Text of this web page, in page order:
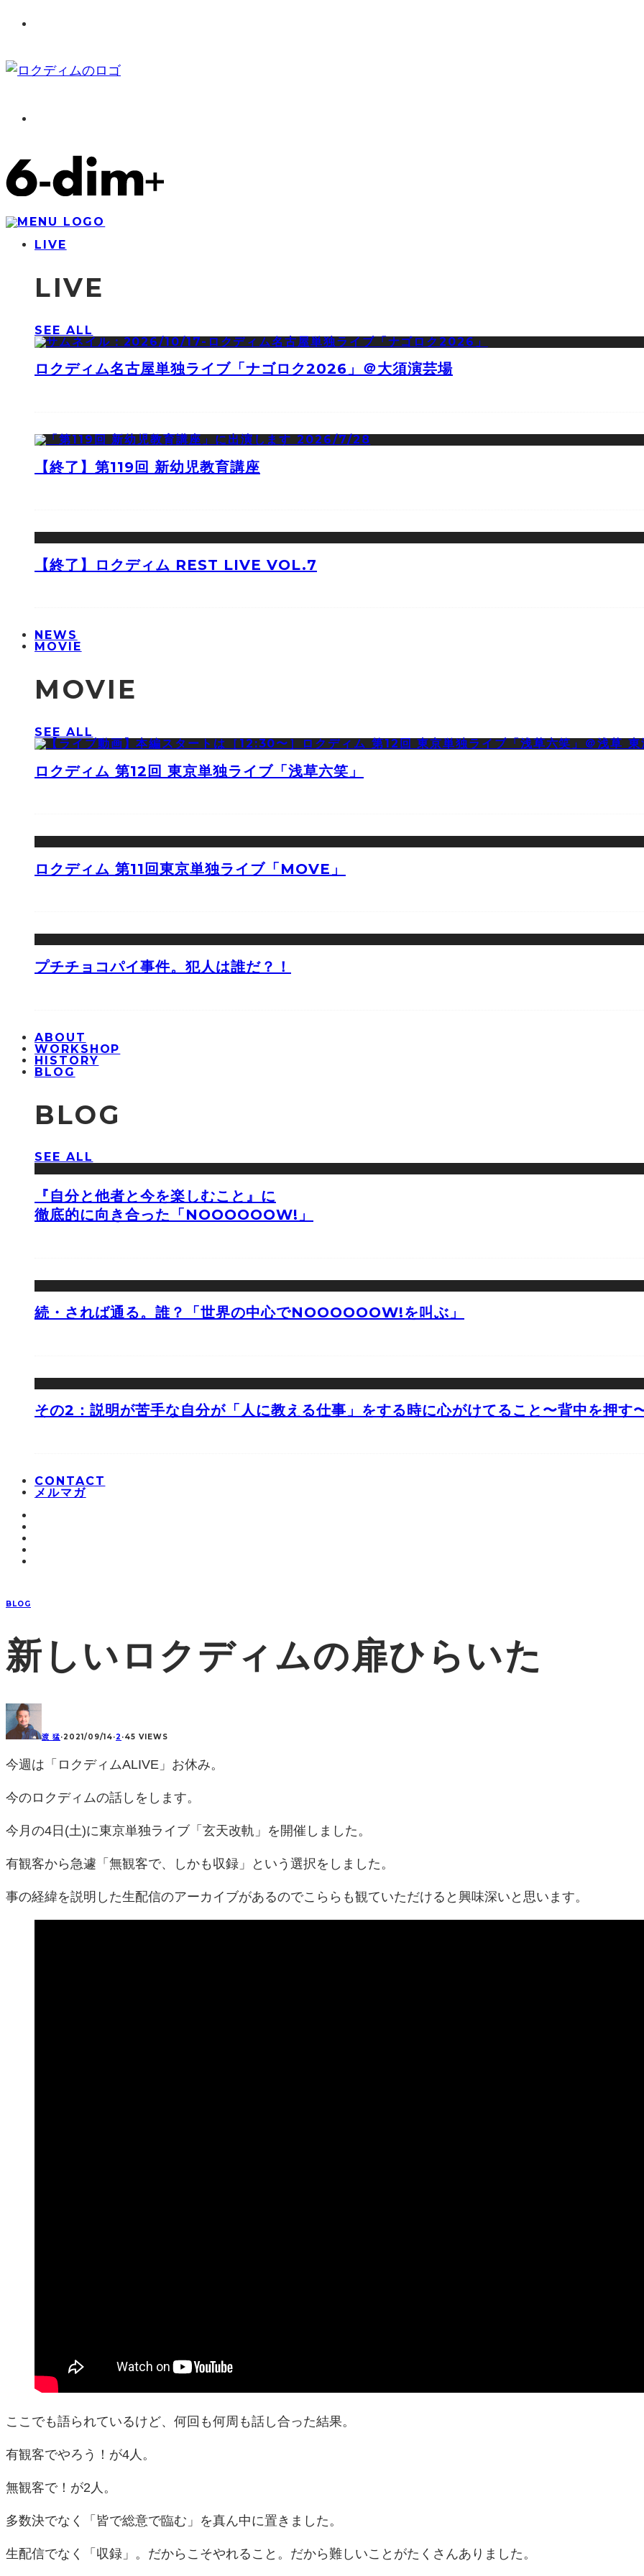
LIVE
LIVE
SEE ALL
ロクディム名古屋単独ライブ「ナゴロク2026」＠大須演芸場
【終了】第119回 新幼児教育講座
【終了】ロクディム REST LIVE VOL.7
NEWS
MOVIE
MOVIE
SEE ALL
ロクディム 第12回 東京単独ライブ「浅草六笑」
ロクディム 第11回東京単独ライブ「MOVE」
プチチョコパイ事件。犯人は誰だ？！
ABOUT
WORKSHOP
HISTORY
BLOG
BLOG
SEE ALL
『自分と他者と今を楽しむこと』に
徹底的に向き合った「NOOOOOOW!」
続・されば通る。誰？「世界の中心でNOOOOOOW!を叫ぶ」
その2：説明が苦手な自分が「人に教える仕事」をする時に心がけてること〜背中を押す
CONTACT
メルマガ
BLOG
新しいロクディムの扉ひらいた
渡 猛·2021/09/14·2 ·45 VIEWS
今週は「ロクディムALIVE」お休み。
今のロクディムの話しをします。
今月の4日(土)に東京単独ライブ「玄天改軌」を開催しました。
有観客から急遽「無観客で、しかも収録」という選択をしました。
事の経緯を説明した生配信のアーカイブがあるのでこららも観ていただけると興味深いと思います。
ここでも語られているけど、何回も何周も話し合った結果。
有観客でやろう！が4人。
無観客で！が2人。
多数決でなく「皆で総意で臨む」を真ん中に置きました。
生配信でなく「収録」。だからこそやれること。だから難しいことがたくさんありました。